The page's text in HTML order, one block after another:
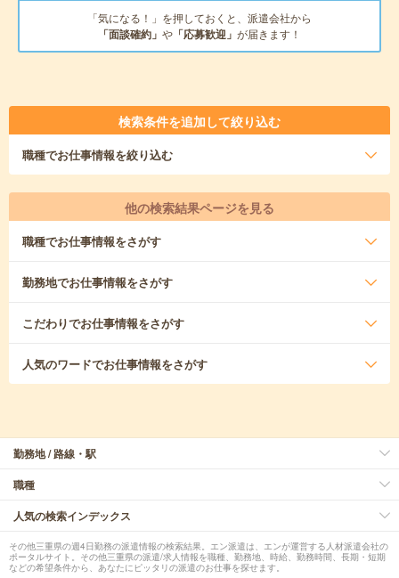
「気になる！」を押しておくと、派遣会社から
「面談確約」 や 「応募歓迎」 が届きます！
検索条件を追加して絞り込む
職種でお仕事情報を絞り込む
他の検索結果ページを見る
職種でお仕事情報をさがす
勤務地でお仕事情報をさがす
こだわりでお仕事情報をさがす
人気のワードでお仕事情報をさがす
勤務地 / 路線・駅
職種
人気の検索インデックス
その他三重県の週4日勤務の派遣情報の検索結果。エン派遣は、エンが運営する人材派遣会社の
ポータルサイト。その他三重県の派遣/求人情報を職種、勤務地、時給、勤務時間、長期・短期
などの希望条件から、あなたにピッタリの派遣のお仕事を探せます。